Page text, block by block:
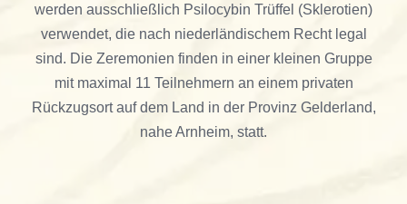
werden ausschließlich Psilocybin Trüffel (Sklerotien)
verwendet, die nach niederländischem Recht legal
sind. Die Zeremonien finden in einer kleinen Gruppe
mit maximal 11 Teilnehmern an einem privaten
Rückzugsort auf dem Land in der Provinz Gelderland,
nahe Arnheim, statt.